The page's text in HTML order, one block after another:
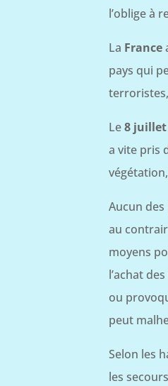
l’oblige à
La France
pays qui
Le8 juillet
a vite pris
Aucun
au
moyens
l’achat
ou
peut
Selon les
les